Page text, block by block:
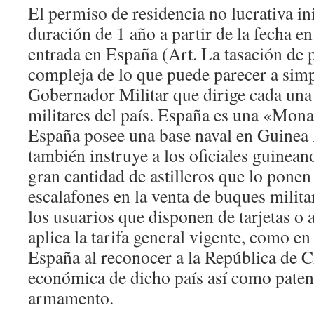
El permiso de residencia no lucrativa
duración de 1 año a partir de la fecha
entrada en España (Art. La tasación de
compleja de lo que puede parecer a
Gobernador Militar que dirige cada
militares del país. España es una
España posee una base naval en
también instruye a los oficiales
gran cantidad de astilleros que lo
escalafones en la venta de buques
los usuarios que disponen de tarjetas o
aplica la tarifa general vigente, como
España al reconocer a la República de
económica de dicho país así como
armamento.